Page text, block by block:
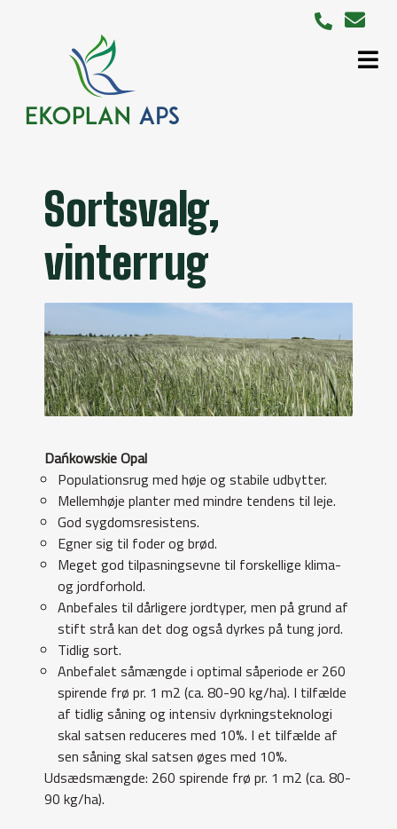
Sortsvalg,
vinterrug
Dańkowskie Opal
Populationsrug med høje og stabile udbytter.
Mellemhøje planter med mindre tendens til leje.
God sygdomsresistens.
Egner sig til foder og brød.
Meget god tilpasningsevne til forskellige klima-
og jordforhold.
Anbefales til dårligere jordtyper, men på grund af
stift strå kan det dog også dyrkes på tung jord.
Tidlig sort.
Anbefalet såmængde i optimal såperiode er 260
spirende frø pr. 1 m2 (ca. 80-90 kg/ha). I tilfælde
af tidlig såning og intensiv dyrkningsteknologi
skal satsen reduceres med 10%. I et tilfælde af
sen såning skal satsen øges med 10%.
Udsædsmængde: 260 spirende frø pr. 1 m2 (ca. 80-
90 kg/ha).